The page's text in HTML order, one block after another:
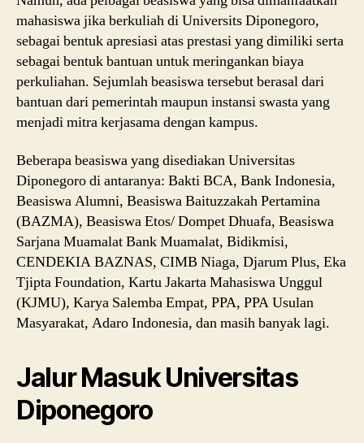
mahasiswa jika berkuliah di Universits Diponegoro,
sebagai bentuk apresiasi atas prestasi yang dimiliki serta
sebagai bentuk bantuan untuk meringankan biaya
perkuliahan. Sejumlah beasiswa tersebut berasal dari
bantuan dari pemerintah maupun instansi swasta yang
menjadi mitra kerjasama dengan kampus.
Beberapa beasiswa yang disediakan Universitas
Diponegoro di antaranya: Bakti BCA, Bank Indonesia,
Beasiswa Alumni, Beasiswa Baituzzakah Pertamina
(BAZMA), Beasiswa Etos/ Dompet Dhuafa, Beasiswa
Sarjana Muamalat Bank Muamalat, Bidikmisi,
CENDEKIA BAZNAS, CIMB Niaga, Djarum Plus, Eka
Tjipta Foundation, Kartu Jakarta Mahasiswa Unggul
(KJMU), Karya Salemba Empat, PPA, PPA Usulan
Masyarakat, Adaro Indonesia, dan masih banyak lagi.
Jalur Masuk Universitas
Diponegoro